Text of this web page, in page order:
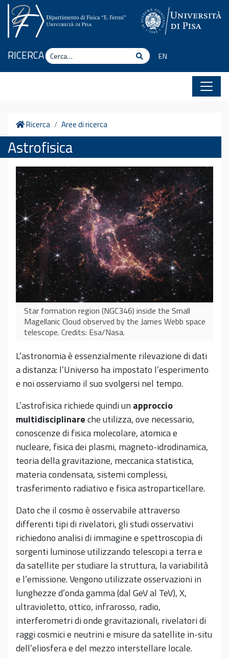
Vai al contenuto
RICERCACerca CercaEN
Home
Ricerca Aree di ricerca
Astrofisica
Star formation region (NGC346) inside the Small
Magellanic Cloud observed by the James Webb space
telescope. Credits: Esa/Nasa.
L’astronomia è essenzialmente rilevazione di dati
a distanza: l’Universo ha impostato l’esperimento
e noi osserviamo il suo svolgersi nel tempo.
L’astrofisica richiede quindi un approccio
multidisciplinareche utilizza, ove necessario,
conoscenze di fisica molecolare, atomica e
nucleare, fisica dei plasmi, magneto-idrodinamica,
teoria della gravitazione, meccanica statistica,
materia condensata, sistemi complessi,
trasferimento radiativo e fisica astroparticellare.
Dato che il cosmo è osservabile attraverso
differenti tipi di rivelatori, gli studi osservativi
richiedono analisi di immagine e spettroscopia di
sorgenti luminose utilizzando telescopi a terra e
da satellite per studiare la struttura, la variabilità
e l’emissione. Vengono utilizzate osservazioni in
lunghezze d’onda gamma (dal GeV al TeV), X,
ultravioletto, ottico, infrarosso, radio,
interferometri di onde gravitazionali, rivelatori di
raggi cosmici e neutrini e misure da satellite in-situ
dell’eliosfera e del mezzo interstellare locale.